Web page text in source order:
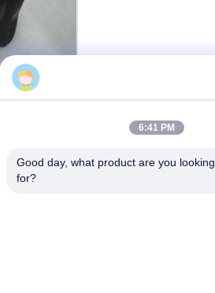
6:41 PM
Good day, what product are you looking
for?